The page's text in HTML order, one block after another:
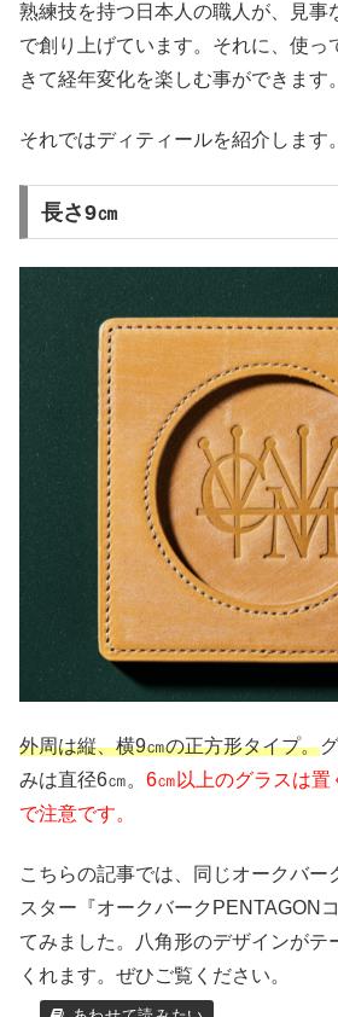
熟練技を持つ日本人の職人が、見事
で創り上げています。それに、使っ
きて経年変化を楽しむ事ができます。
それではディティールを紹介します。
長さ9㎝
外周は縦、横9㎝の正方形タイプ。
みは直径6㎝。 6㎝以上のグラスは置
で注意です。
こちらの記事では、同じオークバー
スター『オークバークPENTAGON
てみました。八角形のデザインがテ
くれます。ぜひご覧ください。